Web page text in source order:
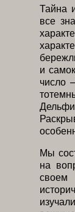
Тайна
все
и
число
Мы
на